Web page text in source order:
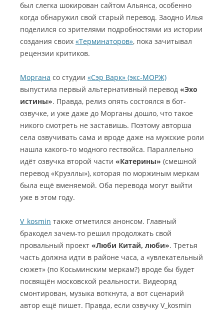
был слегка шокирован сайтом Альянса, особенно
когда обнаружил свой старый перевод. Заодно Илья
поделился со зрителями подробностями из истории
создания своих «Терминаторов», пока зачитывал
рецензии критиков.
Моргана со студии «Сэр Варк» (экс-МОРЖ)
выпустила первый альтернативный перевод «Эхо
истины». Правда, релиз опять состоялся в бот-
озвучке, и уже даже до Морганы дошло, что такое
никого смотреть не заставишь. Поэтому авторша
села озвучивать сама и вроде даже на мужские роли
нашла какого-то модного гествойса. Параллельно
идёт озвучка второй части «Катерины» (смешной
перевод «Круэллы»), которая по моржиным меркам
была ещё вменяемой. Оба перевода могут выйти
уже в этом году.
V_kosmin также отметился анонсом. Главный
бракодел зачем-то решил продолжать свой
провальный проект «Люби Китай, люби». Третья
часть должна идти в районе часа, а «увлекательный
сюжет» (по Косьминским меркам?) вроде бы будет
посвящён московской реальности. Видеоряд
смонтирован, музыка воткнута, а вот сценарий
автор ещё пишет. Правда, если озвучку V_kosmin